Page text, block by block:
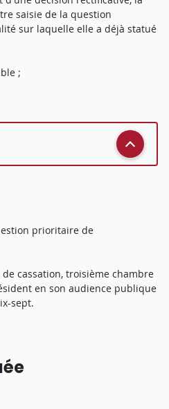
saisie de la question
sur laquelle elle a déjà statué
;
prioritaire de
cassation, troisième chambre
en son audience publique
sept.